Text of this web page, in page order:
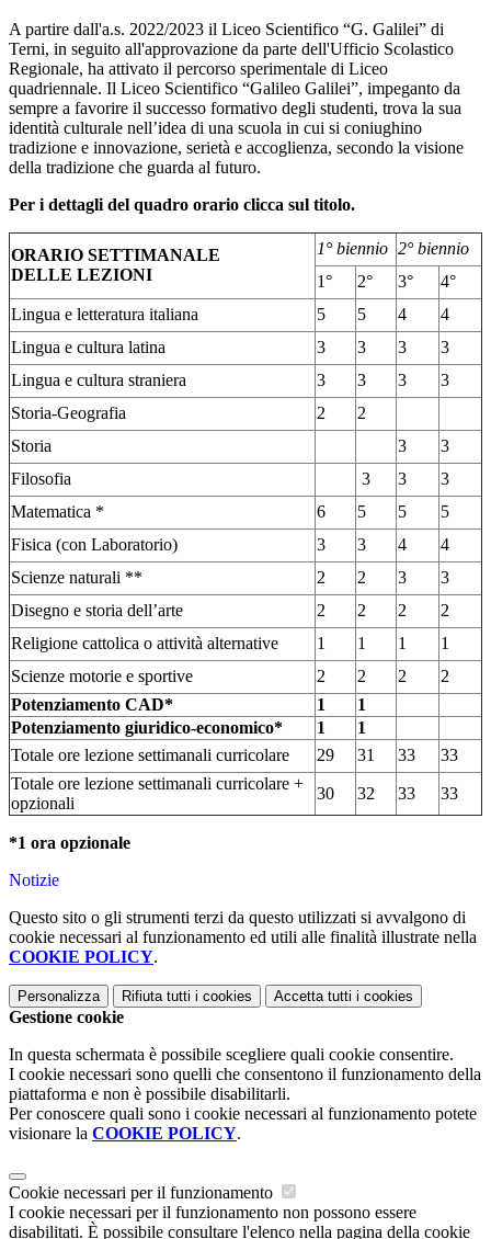
A partire dall'a.s. 2022/2023 il Liceo Scientifico “G. Galilei” di
Terni, in seguito all'approvazione da parte dell'Ufficio Scolastico
Regionale, ha attivato il percorso sperimentale di Liceo
quadriennale. Il Liceo Scientifico “Galileo Galilei”, impeganto da
sempre a favorire il successo formativo degli studenti, trova la sua
identità culturale nell’idea di una scuola in cui si coniughino
tradizione e innovazione, serietà e accoglienza, secondo la visione
della tradizione che guarda al futuro.
Per i dettagli del quadro orario clicca sul titolo.
ORARIO SETTIMANALE
DELLE LEZIONI
1° biennio 2° biennio
1°
2° 3°
4°
Lingua e letteratura italiana
5 5 4
4
Lingua e cultura latina
3 3 3
3
Lingua e cultura straniera
3 3 3
3
Storia-Geografia
2
2
Storia
3
3
Filosofia
3 3
3
Matematica *
6 5 5
5
Fisica (con Laboratorio)
3 3 4
4
Scienze naturali **
2 2 3
3
Disegno e storia dell’arte
2 2 2
2
Religione cattolica o attività alternative
1 1 1
1
Scienze motorie e sportive
2 2 2
2
Potenziamento CAD*
1
1
Potenziamento giuridico-economico*
1
1
Totale ore lezione settimanali curricolare
29 31 33
33
Totale ore lezione settimanali curricolare +
opzionali
30 32 33 33
*1 ora opzionale
Notizie
Questo sito o gli strumenti terzi da questo utilizzati si avvalgono di
cookie necessari al funzionamento ed utili alle finalità illustrate nella
COOKIE POLICY.
Personalizza Rifiuta tutti i cookies Accetta tutti i cookies
Gestione cookie
In questa schermata è possibile scegliere quali cookie consentire.
I cookie necessari sono quelli che consentono il funzionamento della
piattaforma e non è possibile disabilitarli.
Per conoscere quali sono i cookie necessari al funzionamento potete
visionare la COOKIE POLICY.
Cookie necessari per il funzionamento
I cookie necessari per il funzionamento non possono essere
disabilitati. È possibile consultare l'elenco nella pagina della cookie